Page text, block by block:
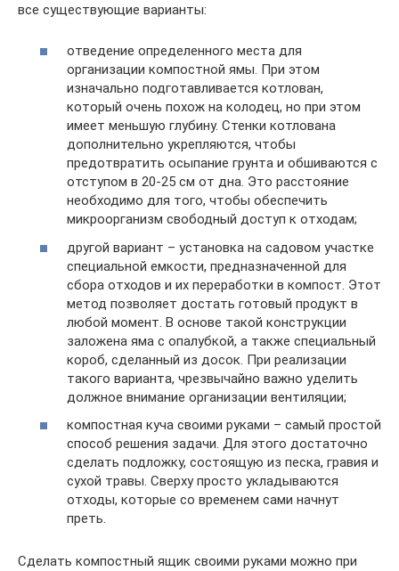
все существующие варианты:
отведение определенного места для
организации компостной ямы. При этом
изначально подготавливается котлован,
который очень похож на колодец, но при этом
имеет меньшую глубину. Стенки котлована
дополнительно укрепляются, чтобы
предотвратить осыпание грунта и обшиваются с
отступом в 20-25 см от дна. Это расстояние
необходимо для того, чтобы обеспечить
микроорганизм свободный доступ к отходам;
другой вариант – установка на садовом участке
специальной емкости, предназначенной для
сбора отходов и их переработки в компост. Этот
метод позволяет достать готовый продукт в
любой момент. В основе такой конструкции
заложена яма с опалубкой, а также специальный
короб, сделанный из досок. При реализации
такого варианта, чрезвычайно важно уделить
должное внимание организации вентиляции;
компостная куча своими руками – самый простой
способ решения задачи. Для этого достаточно
сделать подложку, состоящую из песка, гравия и
сухой травы. Сверху просто укладываются
отходы, которые со временем сами начнут
преть.
Сделать компостный ящик своими руками можно при